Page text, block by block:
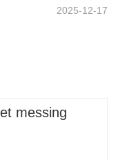
2025-12-17
messing